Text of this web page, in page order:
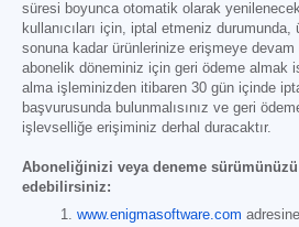
süresi boyunca otomatik olarak
kullanıcıları için, iptal etmeniz
sonuna kadar ürünlerinize erişmeye
abonelik döneminiz için geri ödeme almak
alma işleminizden itibaren 30 gün içinde
başvurusunda bulunmalısınız ve geri
işlevselliğe erişiminiz derhal duracaktır.
Aboneliğinizi veya deneme sürümünüzü
edebilirsiniz:
www.enigmasoftware.com